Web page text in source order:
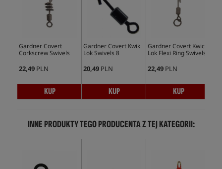
Gardner Covert
Corkscrew Swivels
22,49 PLN
KUP
Gardner Covert Kwik
Lok Swivels 8
20,49 PLN
KUP
Gardner Covert Kwick
Lok Flexi Ring Swivels
22,49 PLN
KUP
INNE PRODUKTY TEGO PRODUCENTA Z TEJ KATEGORII: